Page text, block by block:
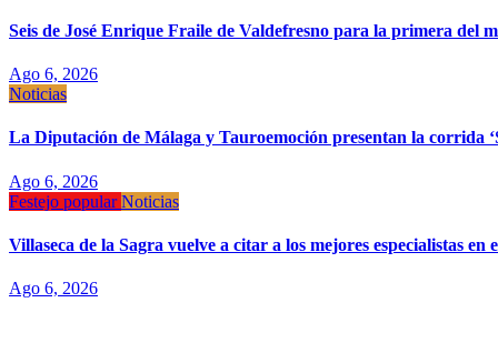
Seis de José Enrique Fraile de Valdefresno para la primera del
Ago 6, 2026
Noticias
La Diputación de Málaga y Tauroemoción presentan la corrida
Ago 6, 2026
Festejo popularNoticias
Villaseca de la Sagra vuelve a citar a los mejores especialistas
Ago 6, 2026